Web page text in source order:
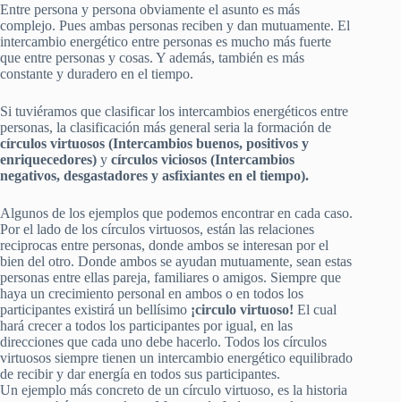
Entre persona y persona obviamente el asunto es más
complejo. Pues ambas personas reciben y dan mutuamente. El
intercambio energético entre personas es mucho más fuerte
que entre personas y cosas. Y además, también es más
constante y duradero en el tiempo.
Si tuviéramos que clasificar los intercambios energéticos entre
personas, la clasificación más general seria la formación de
círculos virtuosos (Intercambios buenos, positivos y
enriquecedores) y círculos viciosos (Intercambios
negativos, desgastadores y asfixiantes en el tiempo).
Algunos de los ejemplos que podemos encontrar en cada caso.
Por el lado de los círculos virtuosos, están las relaciones
reciprocas entre personas, donde ambos se interesan por el
bien del otro. Donde ambos se ayudan mutuamente, sean estas
personas entre ellas pareja, familiares o amigos. Siempre que
haya un crecimiento personal en ambos o en todos los
participantes existirá un bellísimo ¡circulo virtuoso! El cual
hará crecer a todos los participantes por igual, en las
direcciones que cada uno debe hacerlo. Todos los círculos
virtuosos siempre tienen un intercambio energético equilibrado
de recibir y dar energía en todos sus participantes.
Un ejemplo más concreto de un círculo virtuoso, es la historia